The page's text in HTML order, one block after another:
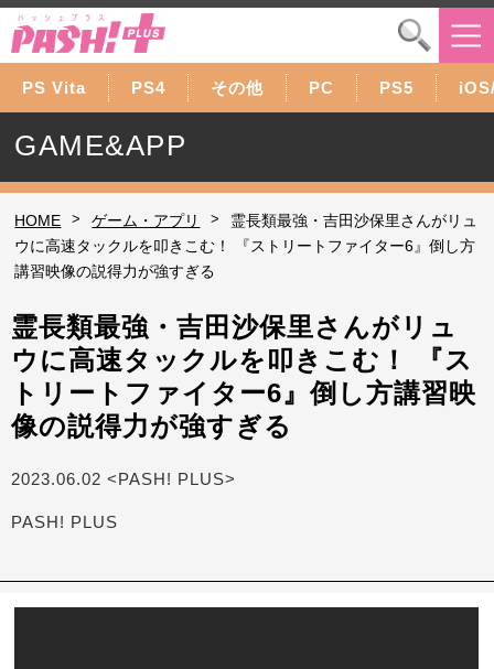
PS Vita PS4 その他 PC PS5
GAME&APP
HOME > ゲーム・アプリ >
霊長類最強・吉田沙保里さんがリュ
ウに高速タックルを叩きこむ！ 『ストリートファイター6』倒し方
講習映像の説得力が強すぎる
霊長類最強・吉田沙保里さんがリュ
ウに高速タックルを叩きこむ！ 『ス
トリートファイター6』倒し方講習映
像の説得力が強すぎる
2023.06.02 <PASH! PLUS>
PASH! PLUS